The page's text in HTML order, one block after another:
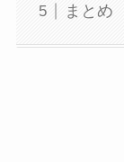
まとめ